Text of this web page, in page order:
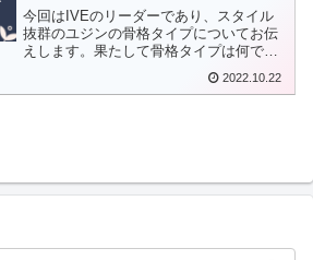
今回はIVEのリーダーであり、スタイル
抜群のユジンの骨格タイプについてお伝
えします。果たして骨格タイプは何でし
ょうか？また、ユジンに似合う服もタイ
2022.10.22